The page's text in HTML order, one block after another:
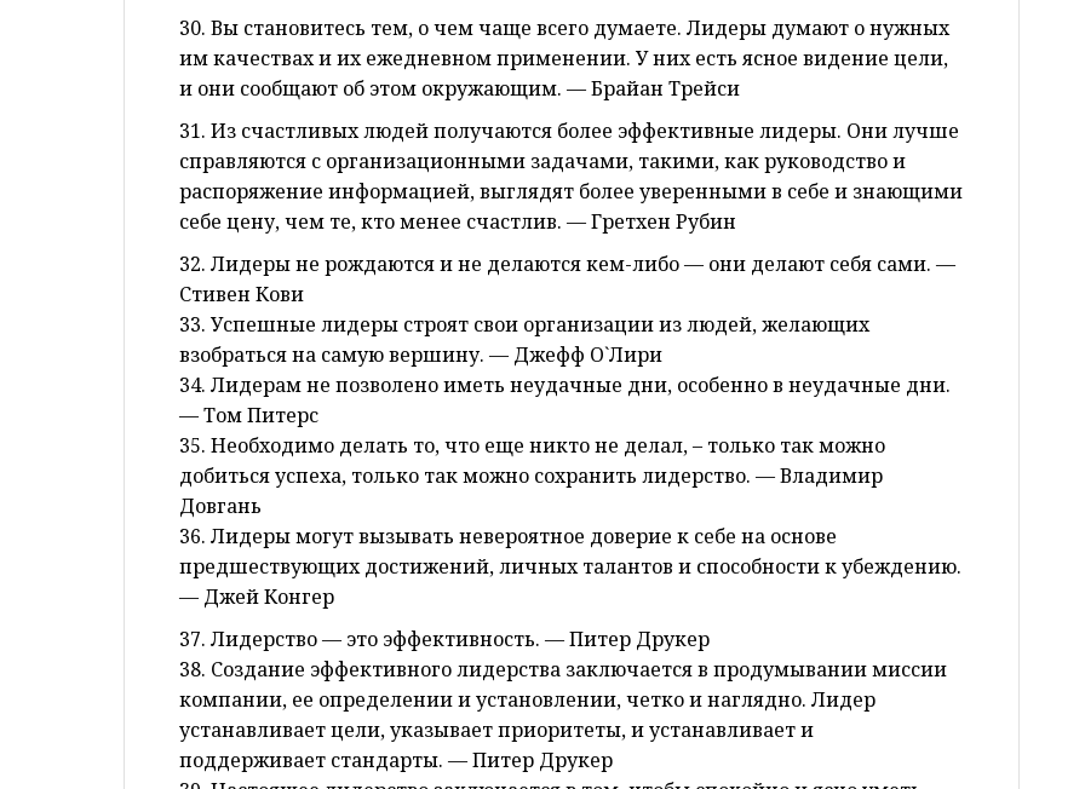
30. Вы становитесь тем, о чем чаще всего думаете. Лидеры думают о нужных
им качествах и их ежедневном применении. У них есть ясное видение цели,
и они сообщают об этом окружающим. — Брайан Трейси
31. Из счастливых людей получаются более эффективные лидеры. Они лучше
справляются с организационными задачами, такими, как руководство и
распоряжение информацией, выглядят более уверенными в себе и знающими
себе цену, чем те, кто менее счастлив. — Гретхен Рубин
32. Лидеры не рождаются и не делаются кем-либо — они делают себя сами. —
Стивен Кови
33. Успешные лидеры строят свои организации из людей, желающих
взобраться на самую вершину. — Джефф О`Лири
34. Лидерам не позволено иметь неудачные дни, особенно в неудачные дни.
— Том Питерс
35. Необходимо делать то, что еще никто не делал, – только так можно
добиться успеха, только так можно сохранить лидерство. — Владимир
Довгань
36. Лидеры могут вызывать невероятное доверие к себе на основе
предшествующих достижений, личных талантов и способности к убеждению.
— Джей Конгер
37. Лидерство — это эффективность. — Питер Друкер
38. Создание эффективного лидерства заключается в продумывании миссии
компании, ее определении и установлении, четко и наглядно. Лидер
устанавливает цели, указывает приоритеты, и устанавливает и
поддерживает стандарты. — Питер Друкер